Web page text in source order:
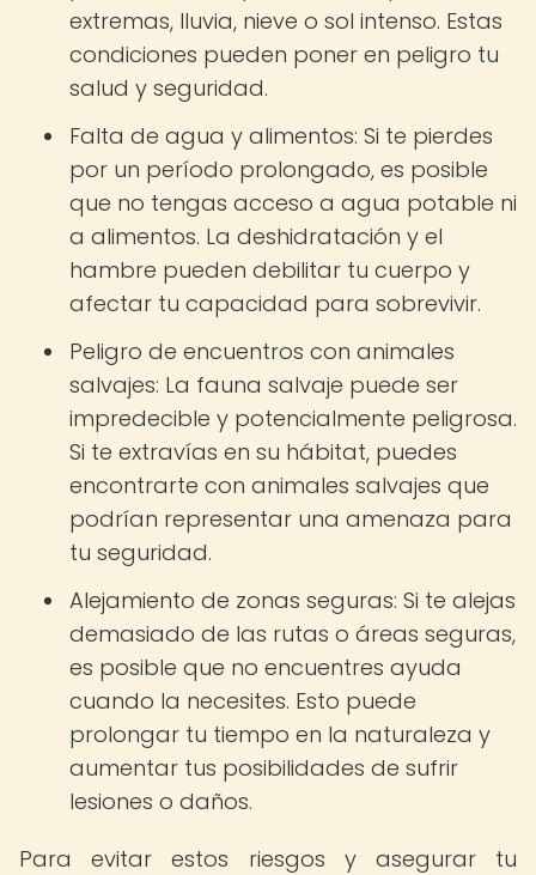
extremas, lluvia, nieve o sol intenso. Estas
condiciones pueden poner en peligro tu
salud y seguridad.
Falta de agua y alimentos: Si te pierdes
por un período prolongado, es posible
que no tengas acceso a agua potable ni
a alimentos. La deshidratación y el
hambre pueden debilitar tu cuerpo y
afectar tu capacidad para sobrevivir.
Peligro de encuentros con animales
salvajes: La fauna salvaje puede ser
impredecible y potencialmente peligrosa.
Si te extravías en su hábitat, puedes
encontrarte con animales salvajes que
podrían representar una amenaza para
tu seguridad.
Alejamiento de zonas seguras: Si te alejas
demasiado de las rutas o áreas seguras,
es posible que no encuentres ayuda
cuando la necesites. Esto puede
prolongar tu tiempo en la naturaleza y
aumentar tus posibilidades de sufrir
lesiones o daños.
Para evitar estos riesgos y asegurar tu